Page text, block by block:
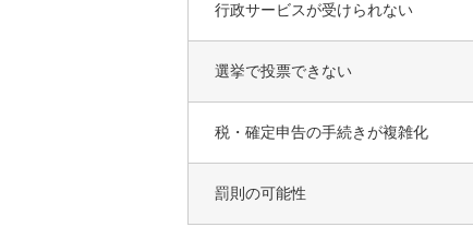
行政サービスが受けられない
選挙で投票できない
税・確定申告の手続きが複雑化
罰則の可能性